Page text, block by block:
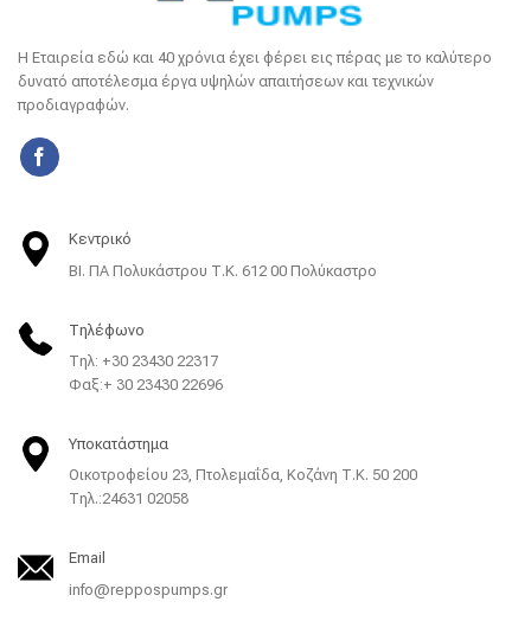
Η Εταιρεία εδώ και 40 χρόνια έχει φέρει εις πέρας με το καλύτερο
δυνατό αποτέλεσμα έργα υψηλών απαιτήσεων και τεχνικών
προδιαγραφών.
Κεντρικό
ΒΙ. ΠΑ Πολυκάστρου Τ.Κ. 612 00 Πολύκαστρο
Τηλέφωνο
Τηλ: +30 23430 22317
Φαξ:+ 30 23430 22696
Υποκατάστημα
Οικοτροφείου 23, Πτολεμαΐδα, Κοζάνη Τ.Κ. 50 200
Tηλ.:24631 02058
Email
info@reppospumps.gr